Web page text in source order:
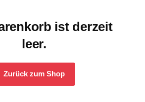
ist derzeit
leer.
Zurück zum Shop